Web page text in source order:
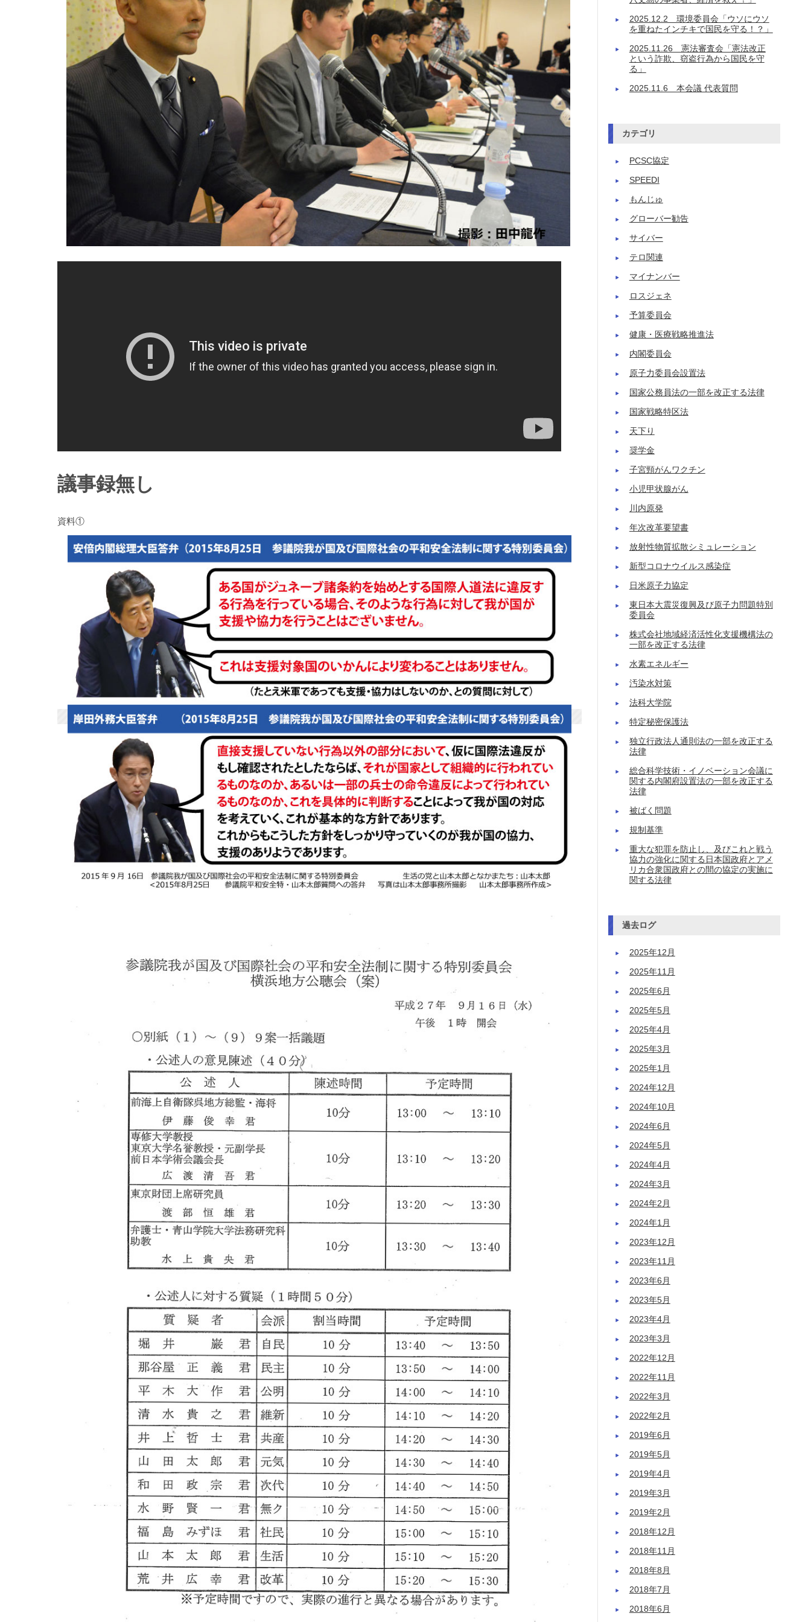
議事録無し
資料①
2025.12.2 環境委員会「ウソにウソ
を重ねたインチキで国民を守る！？」
2025.11.26 憲法審査会「憲法改正
という詐欺、窃盗行為から国民を守
る」
2025.11.6 本会議 代表質問
カテゴリ
PCSC協定
SPEEDI
もんじゅ
グローバー勧告
サイバー
テロ関連
マイナンバー
ロスジェネ
予算委員会
健康・医療戦略推進法
内閣委員会
原子力委員会設置法
国家公務員法の一部を改正する法律
国家戦略特区法
天下り
奨学金
子宮頸がんワクチン
小児甲状腺がん
川内原発
年次改革要望書
放射性物質拡散シミュレーション
新型コロナウイルス感染症
日米原子力協定
東日本大震災復興及び原子力問題特別
委員会
株式会社地域経済活性化支援機構法の
一部を改正する法律
水素エネルギー
汚染水対策
法科大学院
特定秘密保護法
独立行政法人通則法の一部を改正する
法律
総合科学技術・イノベーション会議に
関する内閣府設置法の一部を改正する
法律
被ばく問題
規制基準
重大な犯罪を防止し、及びこれと戦う
協力の強化に関する日本国政府とアメ
リカ合衆国政府との間の協定の実施に
関する法律
過去ログ
2025年12月
2025年11月
2025年6月
2025年5月
2025年4月
2025年3月
2025年1月
2024年12月
2024年10月
2024年6月
2024年5月
2024年4月
2024年3月
2024年2月
2024年1月
2023年12月
2023年11月
2023年6月
2023年5月
2023年4月
2023年3月
2022年12月
2022年11月
2022年3月
2022年2月
2019年6月
2019年5月
2019年4月
2019年3月
2019年2月
2018年12月
2018年11月
2018年8月
2018年7月
2018年6月